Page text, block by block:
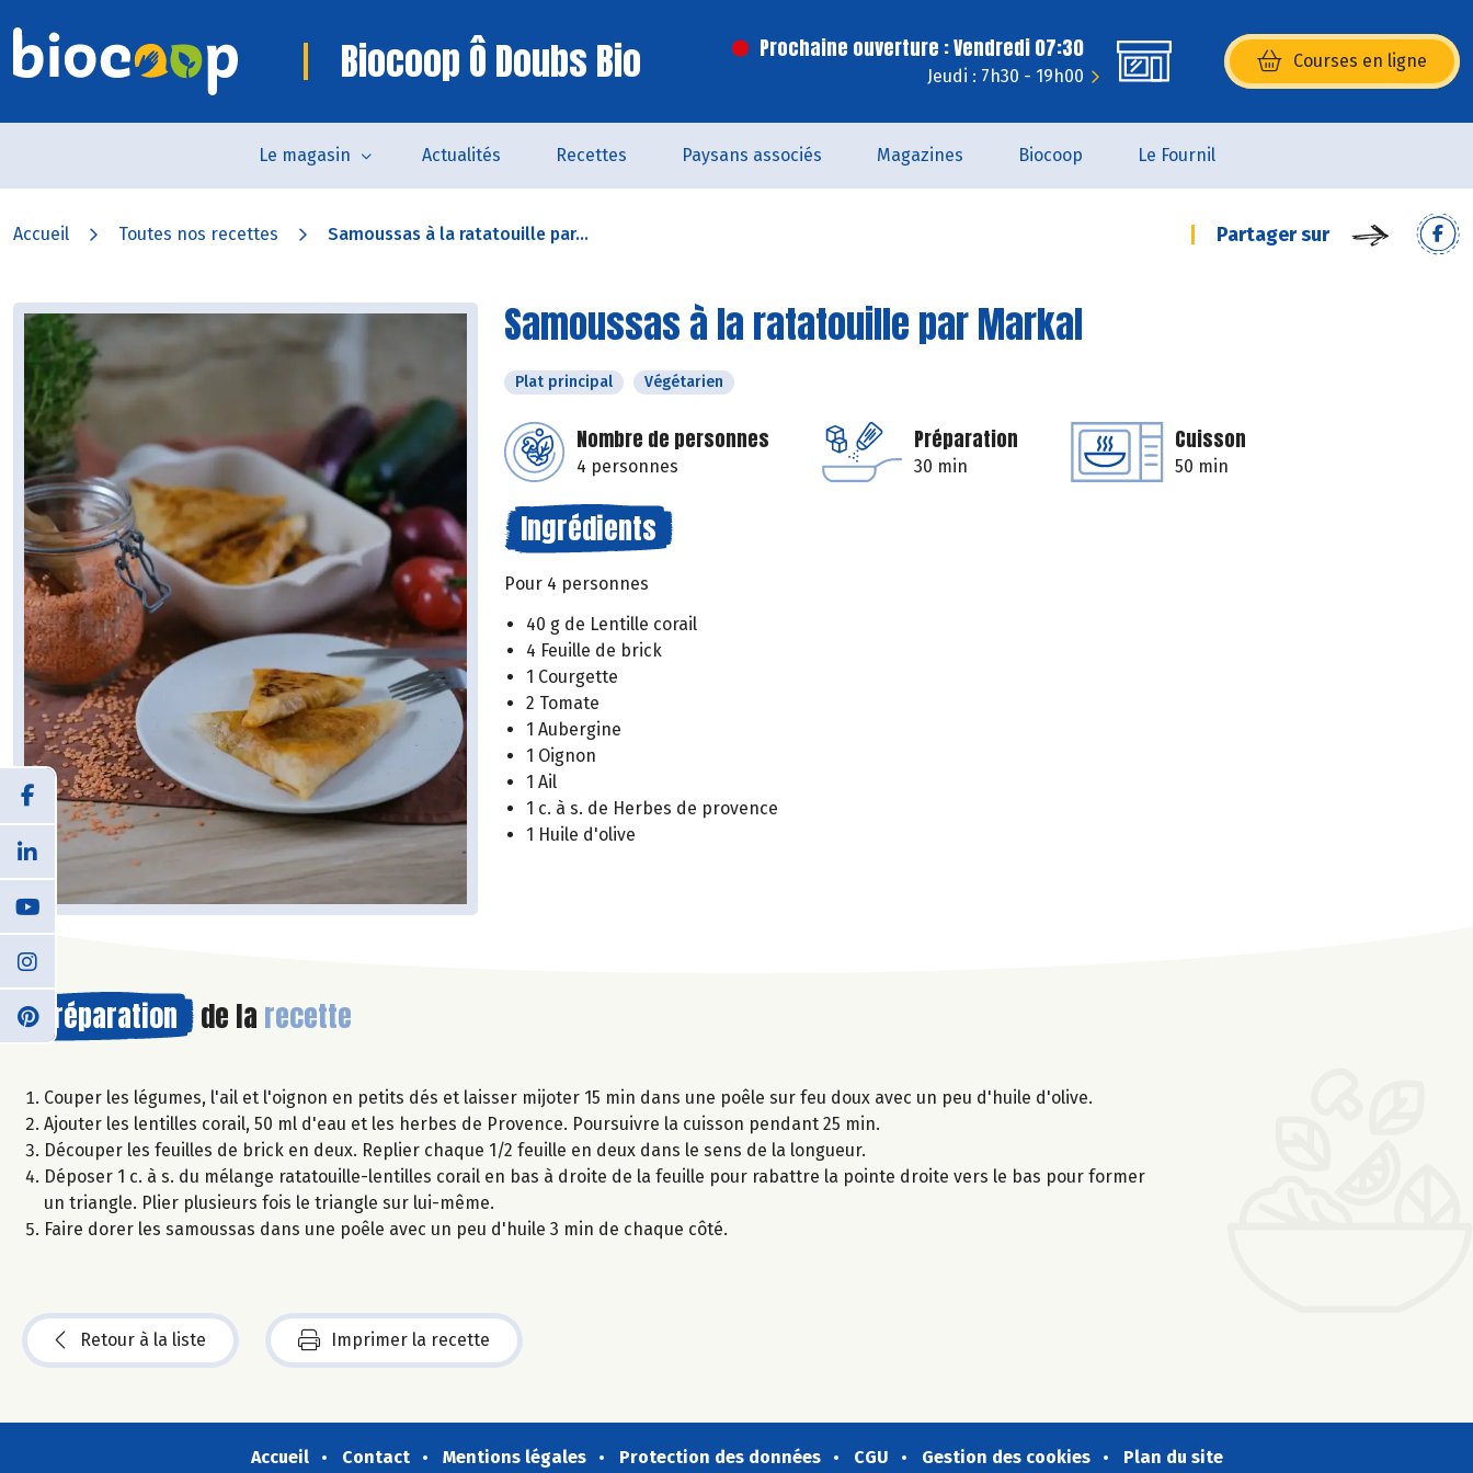
Biocoop Ô Doubs Bio Prochaine ouverture : Vendredi 07:30
Jeudi : 7h30 - 19h00
Courses en ligne
(s’ouvre dans une nouvelle
Le magasin Actualités Recettes Paysans associés Magazines Biocoop Le Fournil
Accueil Toutes nos recettes Samoussas à la ratatouille par... Partager sur
Samoussas à la ratatouille par Markal
Plat principal Végétarien
Nombre de personnes
4 personnes
Préparation
30 min
Cuisson
50 min
Ingrédients
Pour 4 personnes
40 g de Lentille corail
4 Feuille de brick
1 Courgette
2 Tomate
1 Aubergine
1 Oignon
1 Ail
1 c. à s. de Herbes de provence
1 Huile d'olive
Préparation de la recette
Couper les légumes, l'ail et l'oignon en petits dés et laisser mijoter 15 min dans une poêle sur feu doux avec un peu d'huile d'olive.
Ajouter les lentilles corail, 50 ml d'eau et les herbes de Provence. Poursuivre la cuisson pendant 25 min.
Découper les feuilles de brick en deux. Replier chaque 1/2 feuille en deux dans le sens de la longueur.
Déposer 1 c. à s. du mélange ratatouille-lentilles corail en bas à droite de la feuille pour rabattre la pointe droite vers le bas pour former
un triangle. Plier plusieurs fois le triangle sur lui-même.
Faire dorer les samoussas dans une poêle avec un peu d'huile 3 min de chaque côté.
Retour à la liste Imprimer la recette
Accueil Contact Mentions légales Protection des données CGU Gestion des cookies Plan du site